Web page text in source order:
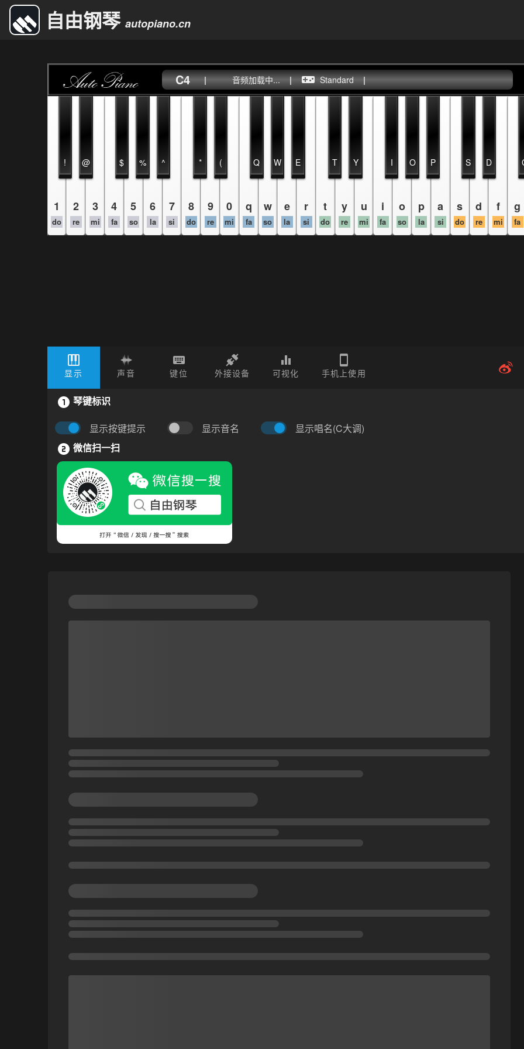
自由钢琴 autopiano.cn
C4 | 音频加载中... | Standard |
1
do
2
re
3
mi
4
fa
5
so
6
la
7
si
8
do
9
re
0
mi
q
fa
w
so
e
la
r
si
t
do
y
re
u
mi
i
fa
o
so
p
la
a
si
s
do
d
re
f
mi
g
fa
! @ $ % ^ * ( Q W E T Y I O P S D
显示 声音 键位 外接设备 可视化 手机上使用
琴键标识
显示按键提示 显示音名 显示唱名(C大调)
微信扫一扫